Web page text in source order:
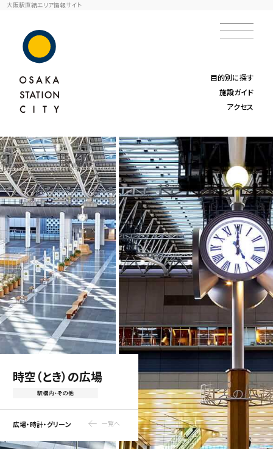
大阪駅直結エリア情報サイト
目的別に探す
施設ガイド
アクセス
時空（とき）の広場
広場・時計・グリーン 一覧へ